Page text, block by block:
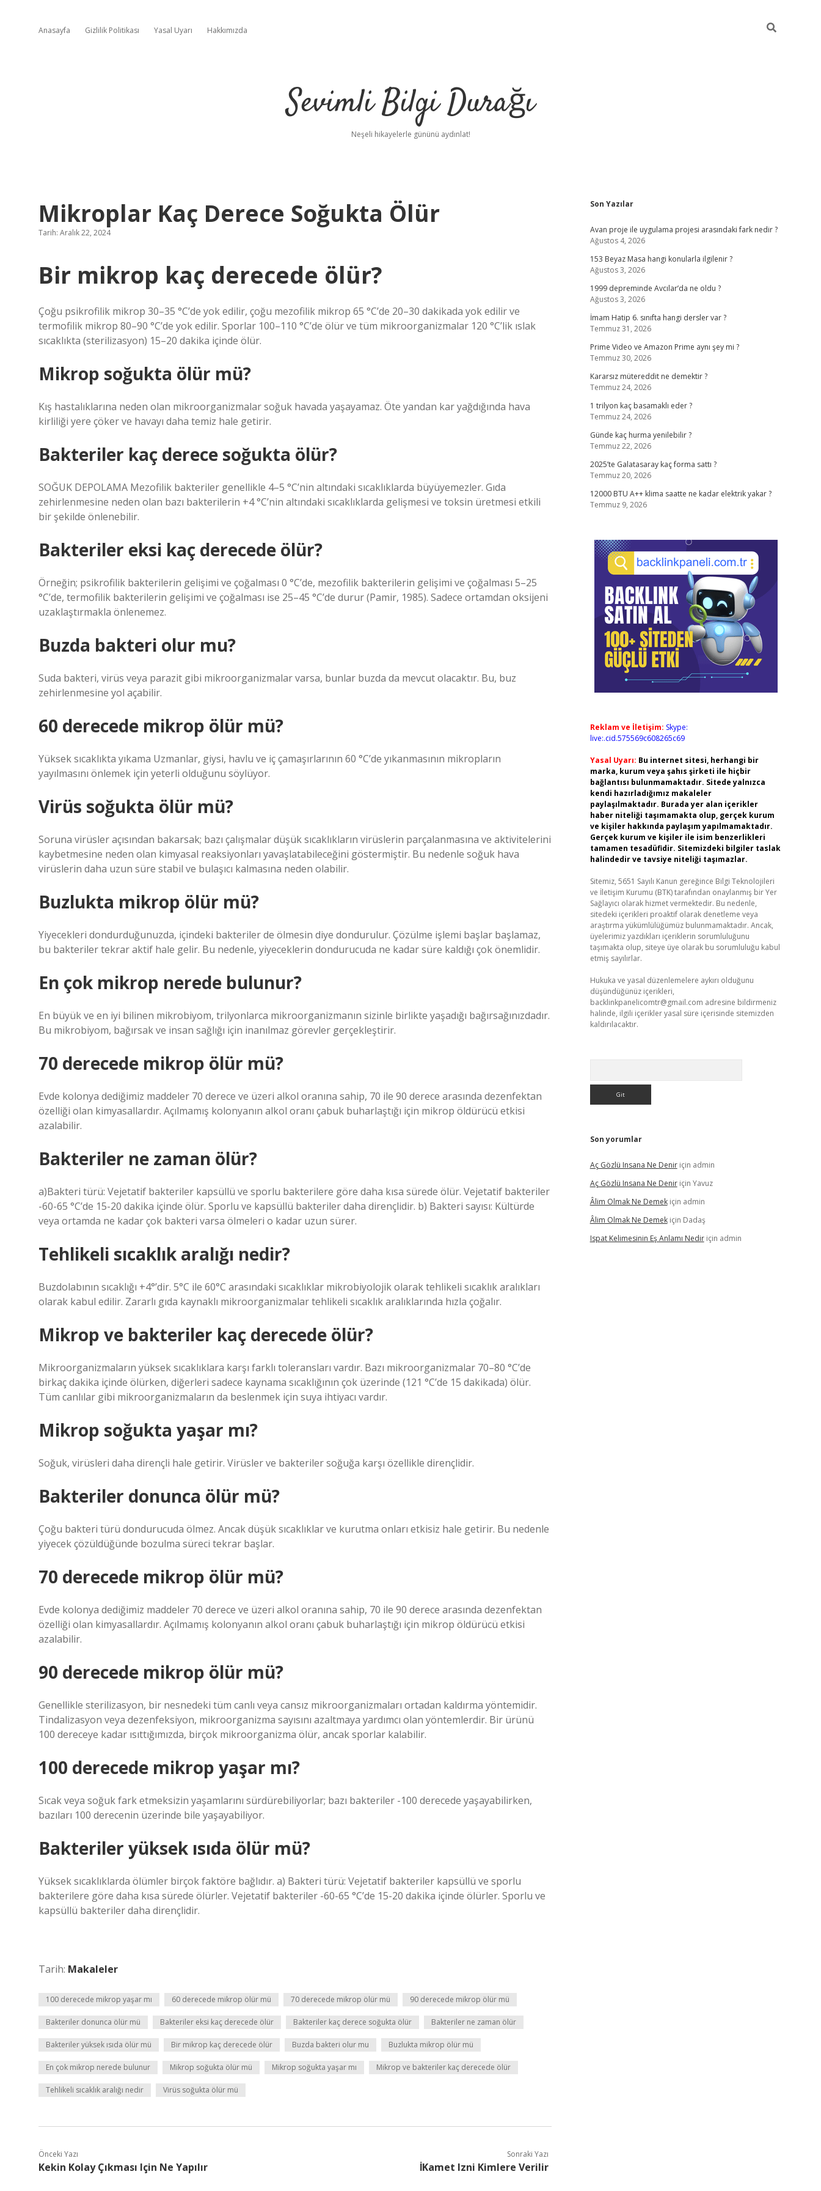
Anasayfa Gizlilik Politikası Yasal Uyarı Hakkımızda
Sevimli Bilgi Durağı
Neşeli hikayelerle gününü aydınlat!
Mikroplar Kaç Derece Soğukta Ölür
Tarih: Aralık 22, 2024
Bir mikrop kaç derecede ölür?
Çoğu psikrofilik mikrop 30–35 °C’de yok edilir, çoğu mezofilik mikrop 65 °C’de 20–30 dakikada yok edilir ve
termofilik mikrop 80–90 °C’de yok edilir. Sporlar 100–110 °C’de ölür ve tüm mikroorganizmalar 120 °C’lik ıslak
sıcaklıkta (sterilizasyon) 15–20 dakika içinde ölür.
Mikrop soğukta ölür mü?
Kış hastalıklarına neden olan mikroorganizmalar soğuk havada yaşayamaz. Öte yandan kar yağdığında hava
kirliliği yere çöker ve havayı daha temiz hale getirir.
Bakteriler kaç derece soğukta ölür?
SOĞUK DEPOLAMA Mezofilik bakteriler genellikle 4–5 °C’nin altındaki sıcaklıklarda büyüyemezler. Gıda
zehirlenmesine neden olan bazı bakterilerin +4 °C’nin altındaki sıcaklıklarda gelişmesi ve toksin üretmesi etkili
bir şekilde önlenebilir.
Bakteriler eksi kaç derecede ölür?
Örneğin; psikrofilik bakterilerin gelişimi ve çoğalması 0 °C’de, mezofilik bakterilerin gelişimi ve çoğalması 5–25
°C’de, termofilik bakterilerin gelişimi ve çoğalması ise 25–45 °C’de durur (Pamir, 1985). Sadece ortamdan oksijeni
uzaklaştırmakla önlenemez.
Buzda bakteri olur mu?
Suda bakteri, virüs veya parazit gibi mikroorganizmalar varsa, bunlar buzda da mevcut olacaktır. Bu, buz
zehirlenmesine yol açabilir.
60 derecede mikrop ölür mü?
Yüksek sıcaklıkta yıkama Uzmanlar, giysi, havlu ve iç çamaşırlarının 60 °C’de yıkanmasının mikropların
yayılmasını önlemek için yeterli olduğunu söylüyor.
Virüs soğukta ölür mü?
Soruna virüsler açısından bakarsak; bazı çalışmalar düşük sıcaklıkların virüslerin parçalanmasına ve aktivitelerini
kaybetmesine neden olan kimyasal reaksiyonları yavaşlatabileceğini göstermiştir. Bu nedenle soğuk hava
virüslerin daha uzun süre stabil ve bulaşıcı kalmasına neden olabilir.
Buzlukta mikrop ölür mü?
Yiyecekleri dondurduğunuzda, içindeki bakteriler de ölmesin diye dondurulur. Çözülme işlemi başlar başlamaz,
bu bakteriler tekrar aktif hale gelir. Bu nedenle, yiyeceklerin dondurucuda ne kadar süre kaldığı çok önemlidir.
En çok mikrop nerede bulunur?
En büyük ve en iyi bilinen mikrobiyom, trilyonlarca mikroorganizmanın sizinle birlikte yaşadığı bağırsağınızdadır.
Bu mikrobiyom, bağırsak ve insan sağlığı için inanılmaz görevler gerçekleştirir.
70 derecede mikrop ölür mü?
Evde kolonya dediğimiz maddeler 70 derece ve üzeri alkol oranına sahip, 70 ile 90 derece arasında dezenfektan
özelliği olan kimyasallardır. Açılmamış kolonyanın alkol oranı çabuk buharlaştığı için mikrop öldürücü etkisi
azalabilir.
Bakteriler ne zaman ölür?
a)Bakteri türü: Vejetatif bakteriler kapsüllü ve sporlu bakterilere göre daha kısa sürede ölür. Vejetatif bakteriler
-60-65 °C’de 15-20 dakika içinde ölür. Sporlu ve kapsüllü bakteriler daha dirençlidir. b) Bakteri sayısı: Kültürde
veya ortamda ne kadar çok bakteri varsa ölmeleri o kadar uzun sürer.
Tehlikeli sıcaklık aralığı nedir?
Buzdolabının sıcaklığı +4°’dir. 5°C ile 60°C arasındaki sıcaklıklar mikrobiyolojik olarak tehlikeli sıcaklık aralıkları
olarak kabul edilir. Zararlı gıda kaynaklı mikroorganizmalar tehlikeli sıcaklık aralıklarında hızla çoğalır.
Mikrop ve bakteriler kaç derecede ölür?
Mikroorganizmaların yüksek sıcaklıklara karşı farklı toleransları vardır. Bazı mikroorganizmalar 70–80 °C’de
birkaç dakika içinde ölürken, diğerleri sadece kaynama sıcaklığının çok üzerinde (121 °C’de 15 dakikada) ölür.
Tüm canlılar gibi mikroorganizmaların da beslenmek için suya ihtiyacı vardır.
Mikrop soğukta yaşar mı?
Soğuk, virüsleri daha dirençli hale getirir. Virüsler ve bakteriler soğuğa karşı özellikle dirençlidir.
Bakteriler donunca ölür mü?
Çoğu bakteri türü dondurucuda ölmez. Ancak düşük sıcaklıklar ve kurutma onları etkisiz hale getirir. Bu nedenle
yiyecek çözüldüğünde bozulma süreci tekrar başlar.
70 derecede mikrop ölür mü?
Evde kolonya dediğimiz maddeler 70 derece ve üzeri alkol oranına sahip, 70 ile 90 derece arasında dezenfektan
özelliği olan kimyasallardır. Açılmamış kolonyanın alkol oranı çabuk buharlaştığı için mikrop öldürücü etkisi
azalabilir.
90 derecede mikrop ölür mü?
Genellikle sterilizasyon, bir nesnedeki tüm canlı veya cansız mikroorganizmaları ortadan kaldırma yöntemidir.
Tindalizasyon veya dezenfeksiyon, mikroorganizma sayısını azaltmaya yardımcı olan yöntemlerdir. Bir ürünü
100 dereceye kadar ısıttığımızda, birçok mikroorganizma ölür, ancak sporlar kalabilir.
100 derecede mikrop yaşar mı?
Sıcak veya soğuk fark etmeksizin yaşamlarını sürdürebiliyorlar; bazı bakteriler -100 derecede yaşayabilirken,
bazıları 100 derecenin üzerinde bile yaşayabiliyor.
Bakteriler yüksek ısıda ölür mü?
Yüksek sıcaklıklarda ölümler birçok faktöre bağlıdır. a) Bakteri türü: Vejetatif bakteriler kapsüllü ve sporlu
bakterilere göre daha kısa sürede ölürler. Vejetatif bakteriler -60-65 °C’de 15-20 dakika içinde ölürler. Sporlu ve
kapsüllü bakteriler daha dirençlidir.
Tarih: Makaleler
100 derecede mikrop yaşar mı 60 derecede mikrop ölür mü 70 derecede mikrop ölür mü 90 derecede mikrop ölür mü
Bakteriler donunca ölür mü Bakteriler eksi kaç derecede ölür Bakteriler kaç derece soğukta ölür Bakteriler ne zaman ölür
Bakteriler yüksek ısıda ölür mü Bir mikrop kaç derecede ölür Buzda bakteri olur mu Buzlukta mikrop ölür mü
En çok mikrop nerede bulunur Mikrop soğukta ölür mü Mikrop soğukta yaşar mı Mikrop ve bakteriler kaç derecede ölür
Tehlikeli sıcaklık aralığı nedir Virüs soğukta ölür mü
Önceki Yazı
Kekin Kolay Çıkması Için Ne Yapılır
Sonraki Yazı
İKamet Izni Kimlere Verilir
Sidebar
Son Yazılar
Avan proje ile uygulama projesi arasındaki fark nedir ?
Ağustos 4, 2026
153 Beyaz Masa hangi konularla ilgilenir ?
Ağustos 3, 2026
1999 depreminde Avcılar’da ne oldu ?
Ağustos 3, 2026
İmam Hatip 6. sınıfta hangi dersler var ?
Temmuz 31, 2026
Prime Video ve Amazon Prime aynı şey mi ?
Temmuz 30, 2026
Kararsız mütereddit ne demektir ?
Temmuz 24, 2026
1 trilyon kaç basamaklı eder ?
Temmuz 24, 2026
Günde kaç hurma yenilebilir ?
Temmuz 22, 2026
2025’te Galatasaray kaç forma sattı ?
Temmuz 20, 2026
12000 BTU A++ klima saatte ne kadar elektrik yakar ?
Temmuz 9, 2026
Reklam ve İletişim: Skype:
live:.cid.575569c608265c69
Yasal Uyarı: Bu internet sitesi, herhangi bir
marka, kurum veya şahıs şirketi ile hiçbir
bağlantısı bulunmamaktadır. Sitede yalnızca
kendi hazırladığımız makaleler
paylaşılmaktadır. Burada yer alan içerikler
haber niteliği taşımamakta olup, gerçek kurum
ve kişiler hakkında paylaşım yapılmamaktadır.
Gerçek kurum ve kişiler ile isim benzerlikleri
tamamen tesadüfidir. Sitemizdeki bilgiler taslak
halindedir ve tavsiye niteliği taşımazlar.
Sitemiz, 5651 Sayılı Kanun gereğince Bilgi Teknolojileri
ve İletişim Kurumu (BTK) tarafından onaylanmış bir Yer
Sağlayıcı olarak hizmet vermektedir. Bu nedenle,
sitedeki içerikleri proaktif olarak denetleme veya
araştırma yükümlülüğümüz bulunmamaktadır. Ancak,
üyelerimiz yazdıkları içeriklerin sorumluluğunu
taşımakta olup, siteye üye olarak bu sorumluluğu kabul
etmiş sayılırlar.
Hukuka ve yasal düzenlemelere aykırı olduğunu
düşündüğünüz içerikleri,
backlinkpanelicomtr@gmail.com adresine bildirmeniz
halinde, ilgili içerikler yasal süre içerisinde sitemizden
kaldırılacaktır.
Son yorumlar
Aç Gözlü Insana Ne Deniriçin admin
Aç Gözlü Insana Ne Deniriçin Yavuz
Âlim Olmak Ne Demekiçin admin
Âlim Olmak Ne Demekiçin Dadaş
Ispat Kelimesinin Eş Anlamı Nediriçin admin